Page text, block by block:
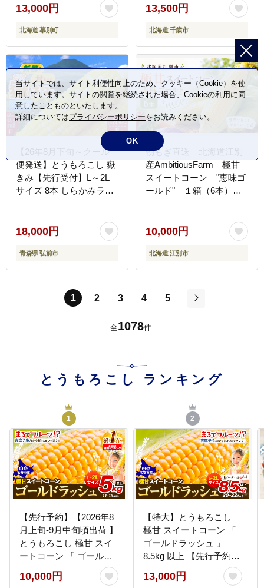
し とうきび 黄色 野菜 夏
13,000円
北海道 幕別町
13,500円
北海道 千歳市
【26年8月下旬～クール
便発送】とうもろこし 嶽
きみ【先行受付】L～2L
サイズ 8本 しらかみラボ
クール便 おいしい 青森
18,000円
青森県 弘前市
朝もぎ直送｜北海道江別
産AmbitiousFarm 極甘
スイートコーン "恵味ゴ
ールド" １箱（6本）
10,000円
北海道 江別市
1 2 3 4
5
全1078件
とうもろこし ランキング
1
【先行予約】【2026年8
月上旬-9月中旬頃出荷 】
とうもろこし 極甘 スイ
ートコーン 「 ゴールド
ラッシュ 」 5kg 以上 11
～13本 特大 サイズ --
10,000円
2
【特大】とうもろこし
極甘 スイートコーン 「
ゴールドラッシュ 」
8.5kg 以上 【先行予約
受付中】《2026年8月上
旬-9月中旬頃出荷》とう
13,000円
当サイトでは、サイト利便性向上のため、クッキー（Cookie）を使
用しています。サイトの閲覧を継続された場合、Cookieの利用に同
意したことものといたします。
詳細についてはプライバシーポリシーをお読みください。
OK